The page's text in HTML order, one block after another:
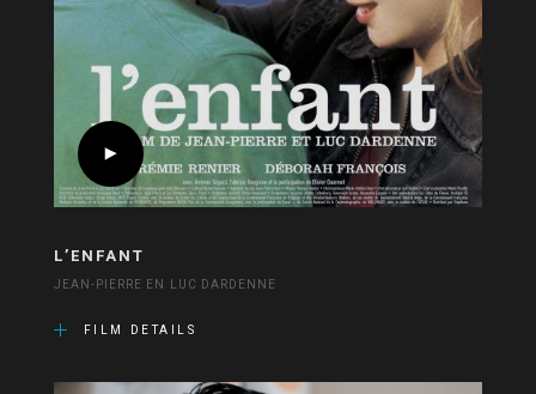
L’ENFANT
JEAN-PIERRE EN LUC DARDENNE
FILM DETAILS